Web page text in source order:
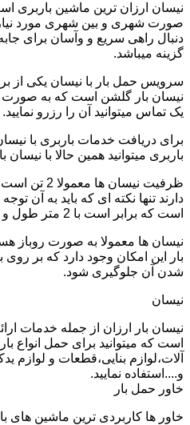
نیسان ارزان ترین ماشین باربری
صورت شهری و بین شهری مورد
دنبال راهی سریع و وآسان برای
گزینه میباشد.
سرویس حمل بار با نیسان یکی از
نیسان بار گلشن است که به صورت
یک تماس میتوانید آن را رزرو نمایید.
برای دریافت خدمات باربری با
باربری میتوانید همین حالا با
ظرفیت نیسان
دارند تنها نکته ای که باید به آن
است که برابر است با 2 متر طول و 1.65 متر عرض.
نیسان ها معمولا به صورت روباز
بار این امکان وجود دارد که بر
شدن آن جلوگیری شود.
نیسان
نیسان بار ارزان از جمله خدمات
است که میتوانید برای حمل انواع
آلات،لوازم بنایی،قطعات و لوازم
و....استفاده نمایید.
خاور حمل بار
خاور ها کاربردی ترین ماشین های